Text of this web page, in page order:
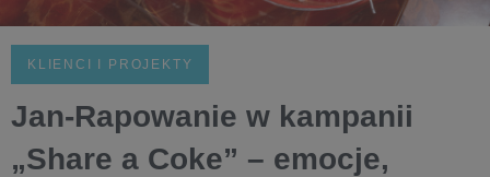
KLIENCI I PROJEKTY
Jan-Rapowanie w kampanii
„Share a Coke” – emocje,